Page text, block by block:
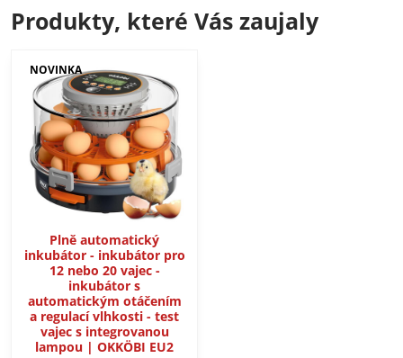
Produkty, které Vás zaujaly
NOVINKA
Plně automatický
inkubátor - inkubátor pro
12 nebo 20 vajec -
inkubátor s
automatickým otáčením
a regulací vlhkosti - test
vajec s integrovanou
lampou | OKKÖBI EU2